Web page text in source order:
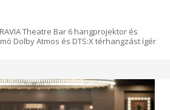
Theatre Bar 6 hangprojektor és
Dolby Atmos és DTS:X térhangzást ígér